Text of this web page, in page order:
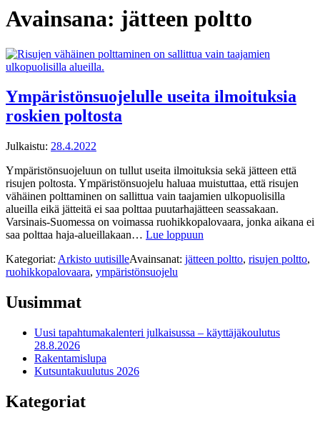
Avainsana: jätteen poltto
Ympäristönsuojelulle useita ilmoituksia
roskien poltosta
Julkaistu: 28.4.2022
Ympäristönsuojeluun on tullut useita ilmoituksia sekä jätteen että
risujen poltosta. Ympäristönsuojelu haluaa muistuttaa, että risujen
vähäinen polttaminen on sallittua vain taajamien ulkopuolisilla
alueilla eikä jätteitä ei saa polttaa puutarhajätteen seassakaan.
Varsinais-Suomessa on voimassa ruohikkopalovaara, jonka aikana ei
saa polttaa haja-alueillakaan… Lue loppuun
Kategoriat: Arkisto uutisilleAvainsanat: jätteen poltto, risujen poltto,
ruohikkopalovaara, ympäristönsuojelu
Uusimmat
Uusi tapahtumakalenteri julkaisussa – käyttäjäkoulutus
28.8.2026
Rakentamislupa
Kutsuntakuulutus 2026
Kategoriat